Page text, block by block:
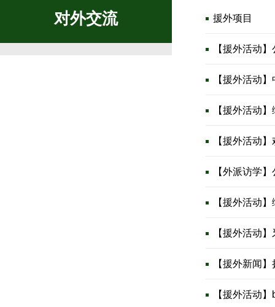
对外交流 援外项目
【援外活动
【援外活动
【援外活动
【援外活动
【外派访学
【援外活动
【援外活动
【援外新闻
【援外活动